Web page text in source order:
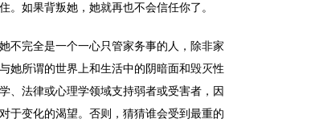
。如果背叛她，她就再也不会信任你了。
不完全是一个一心只管家务事的人，除非家
她所谓的世界上和生活中的阴暗面和毁灭性
、法律或心理学领域支持弱者或受害者，因
于变化的渴望。否则，猜猜谁会受到最重的